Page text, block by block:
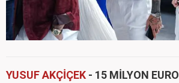
YUSUF AKÇİÇEK - 15 MİLYON EURO